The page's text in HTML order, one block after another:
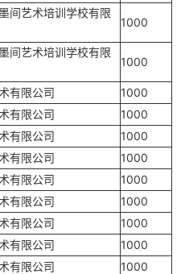
间艺术培训学校有限
1000
间艺术培训学校有限
1000
有限公司
1000
有限公司
1000
有限公司
1000
有限公司
1000
有限公司
1000
有限公司
1000
有限公司
1000
有限公司
1000
有限公司
1000